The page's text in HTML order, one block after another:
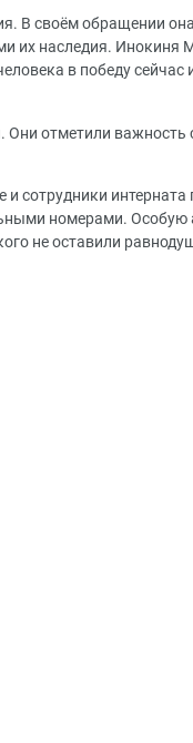
В своём обращении
их наследия. Инокиня
в победу сейчас
Они отметили важность
сотрудники интерната
номерами. Особую
не оставили